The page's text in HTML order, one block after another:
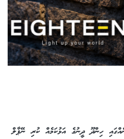
ހިންދޫ ދީނުގެ އަޅުކަމެއް ކުރި ނޭޕާލް